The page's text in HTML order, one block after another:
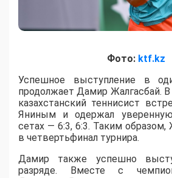
Фото: ktf.kz
Успешное выступление в
продолжает Дамир Жалгасбай.
казахстанский теннисист
Яниным и одержал
сетах — 6:3, 6:3. Таким
в четвертьфинал турнира.
Дамир также успешно
разряде. Вместе с